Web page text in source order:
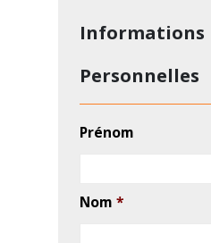
Nom *
Femme